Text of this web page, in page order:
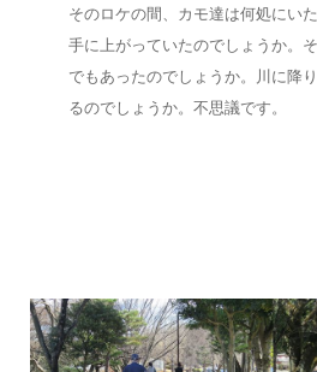
そのロケの間、カモ達は何処にい
手に上がっていたのでしょうか。
でもあったのでしょうか。川に降
るのでしょうか。不思議です。